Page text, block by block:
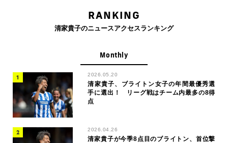
RANKING
清家貴子のニュースアクセスランキング
Monthly
2026.05.20
清家貴子、ブライトン女子の年間最優秀選
手に選出！ リーグ戦はチーム内最多の8得
点
2026.04.26
清家貴子が今季8点目のブライトン、首位撃